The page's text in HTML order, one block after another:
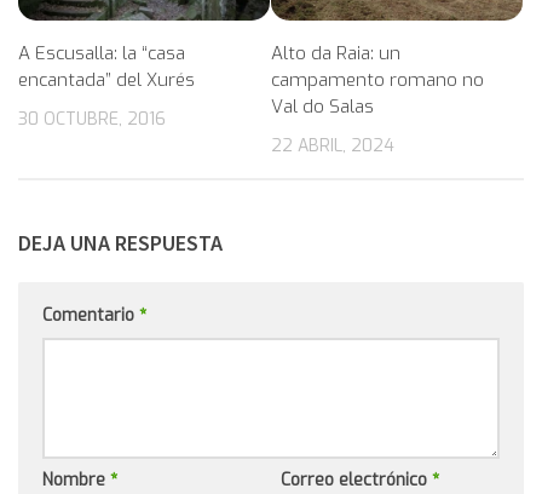
A Escusalla: la “casa
encantada” del Xurés
30 OCTUBRE, 2016
Alto da Raia: un
campamento romano no
Val do Salas
22 ABRIL, 2024
DEJA UNA RESPUESTA
Comentario *
Nombre * Correo electrónico *